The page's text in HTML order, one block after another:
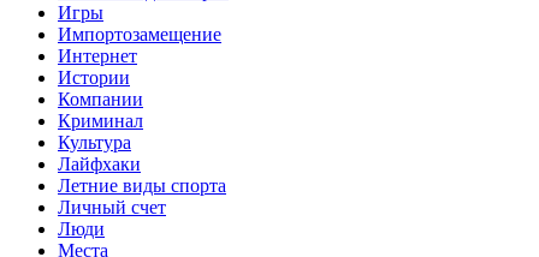
Игры
Импортозамещение
Интернет
Истории
Компании
Криминал
Культура
Лайфхаки
Летние виды спорта
Личный счет
Люди
Места